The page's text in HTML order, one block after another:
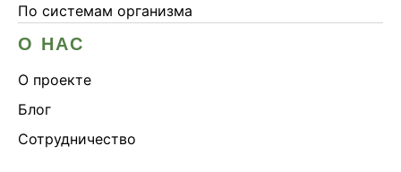
По системам организма
О НАС
О проекте
Блог
Сотрудничество